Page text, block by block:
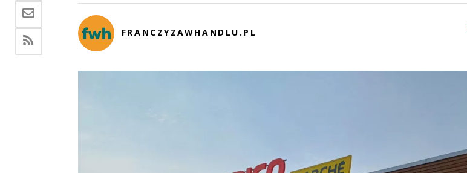
FRANCZYZAWHANDLU.PL